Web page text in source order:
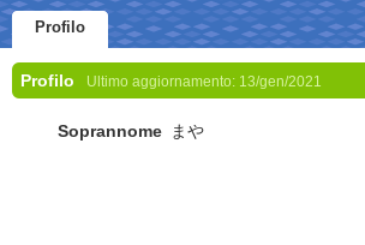
Profilo
Profilo Ultimo aggiornamento: 13/gen/2021
Soprannome まや